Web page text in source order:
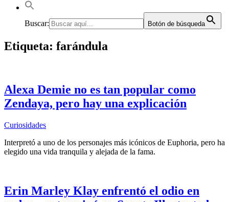
Buscar: Botón de búsqueda
Etiqueta: farándula
Alexa Demie no es tan popular como
Zendaya, pero hay una explicación
Curiosidades
Interpretó a uno de los personajes más icónicos de Euphoria, pero ha
elegido una vida tranquila y alejada de la fama.
Erin Marley Klay enfrentó el odio en